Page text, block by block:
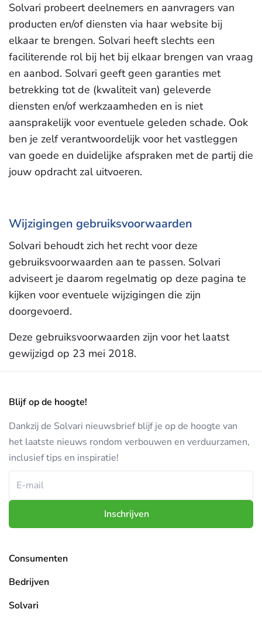
Solvari probeert deelnemers en aanvragers van
producten en/of diensten via haar website bij
elkaar te brengen. Solvari heeft slechts een
faciliterende rol bij het bij elkaar brengen van vraag
en aanbod. Solvari geeft geen garanties met
betrekking tot de (kwaliteit van) geleverde
diensten en/of werkzaamheden en is niet
aansprakelijk voor eventuele geleden schade. Ook
ben je zelf verantwoordelijk voor het vastleggen
van goede en duidelijke afspraken met de partij die
jouw opdracht zal uitvoeren.
Wijzigingen gebruiksvoorwaarden
Solvari behoudt zich het recht voor deze
gebruiksvoorwaarden aan te passen. Solvari
adviseert je daarom regelmatig op deze pagina te
kijken voor eventuele wijzigingen die zijn
doorgevoerd.
Deze gebruiksvoorwaarden zijn voor het laatst
gewijzigd op 23 mei 2018.
Blijf op de hoogte!
Dankzij de Solvari nieuwsbrief blijf je op de hoogte van
het laatste nieuws rondom verbouwen en verduurzamen,
inclusief tips en inspiratie!
Inschrijven
Consumenten
Overzicht projecten
Mijn aanvragen
Bedrijven
Pro platform
Solvari